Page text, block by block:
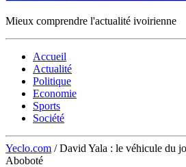
Mieux comprendre l'actualité ivoirienne
Accueil
Actualité
Politique
Economie
Sports
Société
Yeclo.com / David Yala : le véhicule du
Aboboté